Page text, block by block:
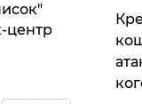
центр